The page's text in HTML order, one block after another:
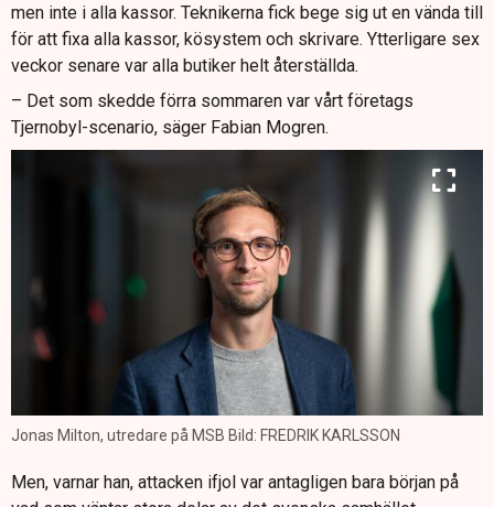
men inte i alla kassor. Teknikerna fick bege sig ut en vända till
för att fixa alla kassor, kösystem och skrivare. Ytterligare sex
veckor senare var alla butiker helt återställda.
– Det som skedde förra sommaren var vårt företags
Tjernobyl-scenario, säger Fabian Mogren.
Jonas Milton, utredare på MSB Bild: FREDRIK KARLSSON
Men, varnar han, attacken ifjol var antagligen bara början på